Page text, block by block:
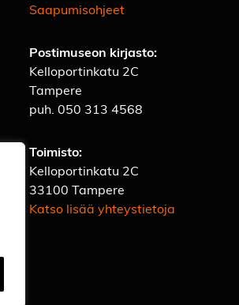
Saapumisohjeet
Postimuseon kirjasto:
Kelloportinkatu 2C
Tampere
puh.050 313 4568
Toimisto:
Kelloportinkatu 2C
33100 Tampere
Katso lisää yhteystietoja